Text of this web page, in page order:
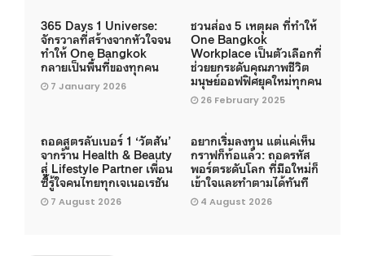
365 Days 1 Universe:
จักรวาลที่สร้างจากหัวใจจน
ทำให้ One Bangkok
กลายเป็นพื้นที่ของทุกคน
7 January 2026
ชวนส่อง 5 เหตุผล ที่ทำให้
One Bangkok
Workplace เป็นตัวเลือกที่
ช่วยยกระดับคุณภาพชีวิต
มนุษย์ออฟฟิศยุคใหม่ทุกคน
26 February 2025
ถอดสูตรลับเบอร์ 1 ‘วัตสัน’
จากร้าน Health & Beauty
สู่ Lifestyle Partner เพื่อน
ซี้รู้ใจคนไทยทุกเจเนอเรชัน
7 August 2026
อยากเริ่มลงทุน แต่แค่เห็น
กราฟก็ท้อแล้ว: ถอดรหัส
พอร์ตระดับโลก ที่มือใหม่ก็
เข้าใจและทำตามได้ทันที
4 August 2026